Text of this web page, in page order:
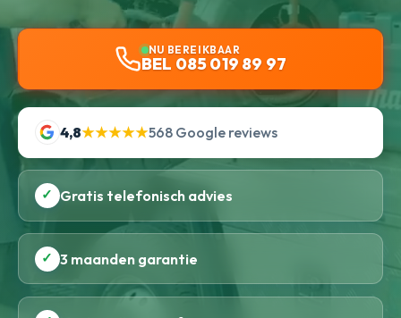
NU BEREIKBAAR
BEL 085 019 89 97
4,8★★★★★568 Google reviews
✓ Gratis telefonisch advies
✓ 3 maanden garantie